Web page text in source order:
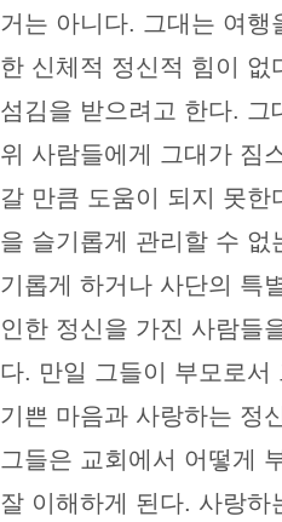
거는 아니다. 그대는 여행
한 신체적 정신적 힘이 없
섬김을 받으려고 한다. 그
위 사람들에게 그대가 짐
갈 만큼 도움이 되지 못
을 슬기롭게 관리할 수 없
기롭게 하거나 사단의 특
인한 정신을 가진 사람들
다. 만일 그들이 부모로서
기쁜 마음과 사랑하는 정
그들은 교회에서 어떻게
잘 이해하게 된다. 사랑